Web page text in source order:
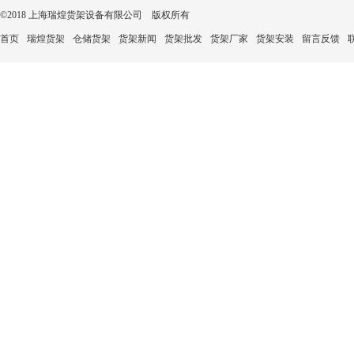
©2018 上海瑞煌货架设备有限公司 版权所有
首页 瑞煌货架 仓储货架 货架新闻 货架批发 货架厂家 货架安装 留言反馈